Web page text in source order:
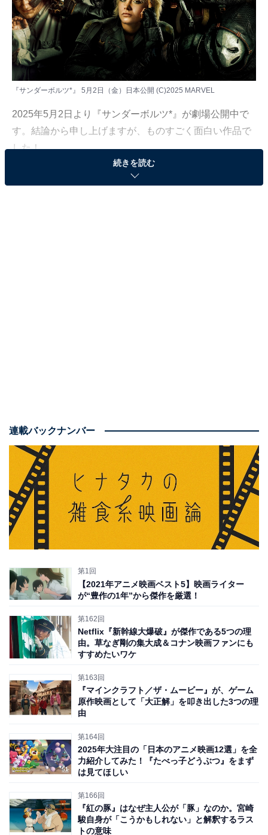
『サンダーボルツ*』 5月2日（金）日本公開 (C)2025 MARVEL
2025年5月2日より『サンダーボルツ*』が劇場公開中で
す。結論から申し上げますが、ものすごく面白い作品で
した！
本作はアメリカンコミックのヒーローが同一世界で活躍
安に思っている人のために、大きなネタバレにならない
範囲で、見る前に知ってほしいポイントを5つに分けて
紹介しましょう。何1つ知らずに見たいという人は、先
に劇場へと駆けつけてください。
1：「1作だけ予習」は『ブラック・ウィドウ』が
後述しますが、本作の メインキャラクターたちは、MCU
作品それぞれに登場していた「過去に傷を持つアウトロ
です。中でも本作と最も密接に絡んでいる映画
は、2021年公開の『ブラック・ウィドウ』でしょう。
続きを読む
連載バックナンバー
第1回
【2021年アニメ映画ベスト5】映画ライター
が“豊作の1年”から傑作を厳選！
第162回
Netflix『新幹線大爆破』が傑作である5つの理
由。草なぎ剛の集大成＆コナン映画ファンにも
すすめたいワケ
第163回
『マインクラフト／ザ・ムービー』が、ゲーム
原作映画として「大正解」を叩き出した3つの理
由
第164回
2025年大注目の「日本のアニメ映画12選」を全
力紹介してみた！『たべっ子どうぶつ』をまず
は見てほしい
第166回
『紅の豚』はなぜ主人公が「豚」なのか。宮崎
駿自身が「こうかもしれない」と解釈するラス
トの意味